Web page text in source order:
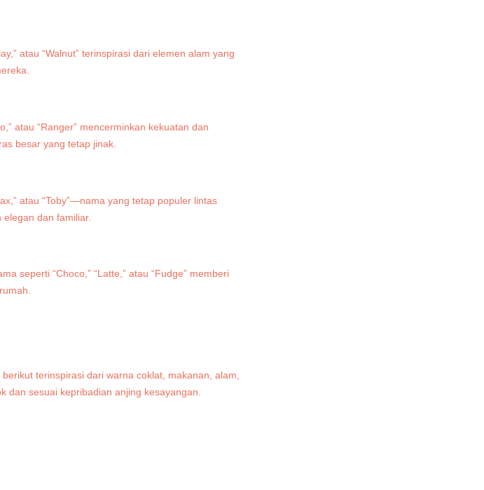
atau “Walnut” terinspirasi dari elemen alam yang
atau “Ranger” mencerminkan kekuatan dan
besar yang tetap jinak.
atau “Toby”—nama yang tetap populer lintas
elegan dan familiar.
seperti “Choco,” “Latte,” atau “Fudge” memberi
terinspirasi dari warna coklat, makanan, alam,
dan sesuai kepribadian anjing kesayangan.